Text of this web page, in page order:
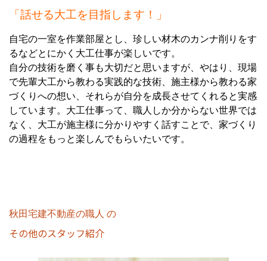
「話せる大工を目指します！」
自宅の一室を作業部屋とし、珍しい材木のカンナ削りをす
るなどとにかく大工仕事が楽しいです。
自分の技術を磨く事も大切だと 思いますが、やはり、現場
で先輩大工から教わる実践的な技術、 施主様から教わる家
づくりへの想い、それらが自分を成長させてくれると実感
しています。 大工仕事って、職人しか分からない世界では
なく、大工が施主様に分かりやすく話すことで、家づくり
の過程をもっと楽しんでもらいたいです。
秋田宅建不動産の職人 の
その他のスタッフ紹介